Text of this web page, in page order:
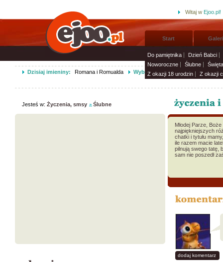
Witaj w Ejoo.pl!
Start
Do pamiętnika
Dzień Babci
Noworoczne
Ślubne
Z okazji 18 urodzin
Z okazji
Dzisiaj imieniny: Romana i Romualda Wybierz życzenia imieninowe i
Jesteś w:Życzenia, smsy Ślubne
Młodej Parze,
najpiękniejszych
chatki i tytułu
ile razem macie
pilnują swego tatę,
sam nie poszedł
dodaj komentarz